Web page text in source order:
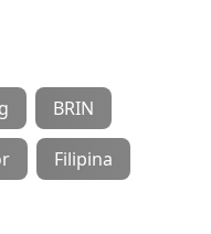
BRIN
Filipina